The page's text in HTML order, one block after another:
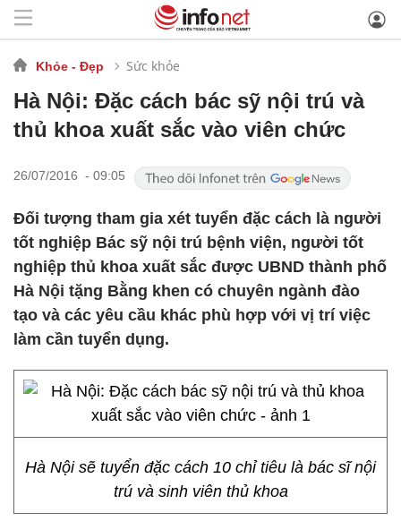
Khỏe - Đẹp Sức khỏe
Hà Nội: Đặc cách bác sỹ nội trú và
thủ khoa xuất sắc vào viên chức
26/07/2016 - 09:05
Đối tượng tham gia xét tuyển đặc cách là người
tốt nghiệp Bác sỹ nội trú bệnh viện, người tốt
nghiệp thủ khoa xuất sắc được UBND thành phố
Hà Nội tặng Bằng khen có chuyên ngành đào
tạo và các yêu cầu khác phù hợp với vị trí việc
làm cần tuyển dụng.
Hà Nội sẽ tuyển đặc cách 10 chỉ tiêu là bác sĩ nội
trú và sinh viên thủ khoa